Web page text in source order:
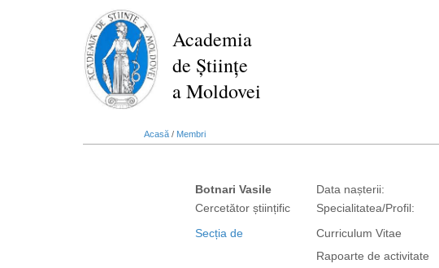
Academia
de Științe
a Moldovei
Acasă / Membri
Botnari Vasile
Cercetător științific
Data nașterii:
Specialitatea/Profil:
Secția de
Curriculum Vitae
Rapoarte de activitate